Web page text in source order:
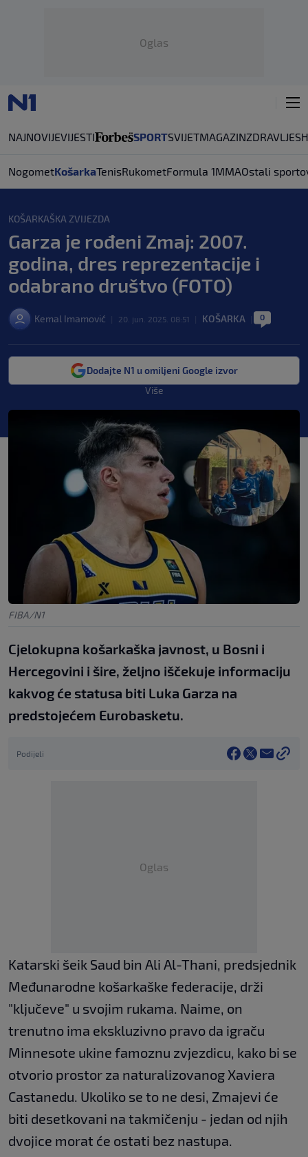
Oglas
NAJNOVIJEVIJESTI SPORTSVIJETMAGAZINZDRAVLJE
NogometKošarkaTenisRukometFormula 1MMAOstali
KOŠARKAŠKA ZVIJEZDA
Garza je rođeni Zmaj: 2007.
godina, dres reprezentacije i
odabrano društvo (FOTO)
Kemal Imamović 20. jun. 2025. 08:51 KOŠARKA 0
Dodajte N1 u omiljeni Google izvor
Više
FIBA/N1
Cjelokupna košarkaška javnost, u Bosni i
Hercegovini i šire, željno iščekuje informaciju
kakvog će statusa biti Luka Garza na
predstojećem Eurobasketu.
Podijeli
Oglas
Katarski šeik Saud bin Ali Al-Thani, predsjednik
Međunarodne košarkaške federacije, drži
"ključeve" u svojim rukama. Naime, on
trenutno ima ekskluzivno pravo da igraču
Minnesote ukine famoznu zvjezdicu, kako bi se
otvorio prostor za naturalizovanog Xaviera
Castanedu. Ukoliko se to ne desi, Zmajevi će
biti desetkovani na takmičenju - jedan od njih
dvojice morat će ostati bez nastupa.